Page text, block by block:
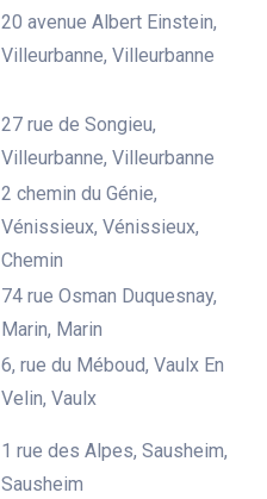
20 avenue Albert Einstein,
Villeurbanne, Villeurbanne
27 rue de Songieu,
Villeurbanne, Villeurbanne
2 chemin du Génie,
Vénissieux, Vénissieux,
Chemin
74 rue Osman Duquesnay,
Marin, Marin
6, rue du Méboud, Vaulx En
Velin, Vaulx
1 rue des Alpes, Sausheim,
Sausheim